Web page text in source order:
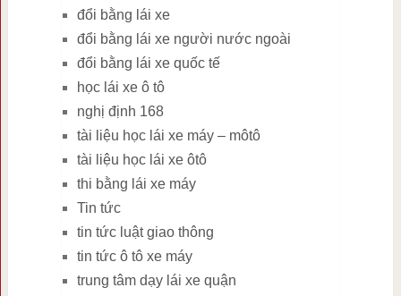
đổi bằng lái xe
đổi bằng lái xe người nước ngoài
đổi bằng lái xe quốc tế
học lái xe ô tô
nghị định 168
tài liệu học lái xe máy – môtô
tài liệu học lái xe ôtô
thi bằng lái xe máy
Tin tức
tin tức luật giao thông
tin tức ô tô xe máy
trung tâm dạy lái xe quận